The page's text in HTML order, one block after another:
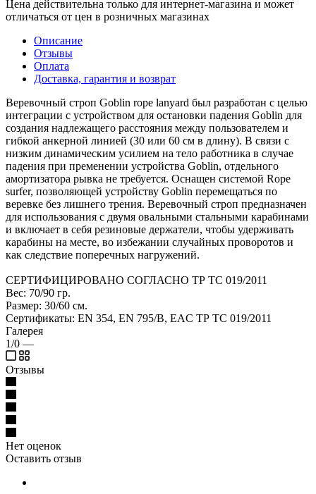
Цена действительна только для интернет-магазина и может
отличаться от цен в розничных магазинах
Описание
Отзывы
Оплата
Доставка, гарантия и возврат
Веревочный строп Goblin rope lanyard был разработан с целью
интеграции с устройством для остановки падения Goblin для
создания надлежащего расстояния между пользователем и
гибкой анкерной линией (30 или 60 см в длину). В связи с
низким динамическим усилием на тело работника в случае
падения при пременении устройства Goblin, отдельного
амортизатора рывка не требуется. Оснащен системой Rope
surfer, позволяющей устройству Goblin перемещаться по
веревке без лишнего трения. Веревочный строп предназначен
для использования с двумя овальными стальными карабинами
и включает в себя резиновые держатели, чтобы удерживать
карабины на месте, во избежании случайных проворотов и
как следствие поперечных нагружений.
СЕРТИФИЦИРОВАНО СОГЛАСНО ТР ТС 019/2011
Вес: 70/90 гр.
Размер: 30/60 см.
Сертификаты: EN 354, EN 795/B, EAC ТР ТС 019/2011
Галерея
1/0 —
Отзывы
Нет оценок
Оставить отзыв